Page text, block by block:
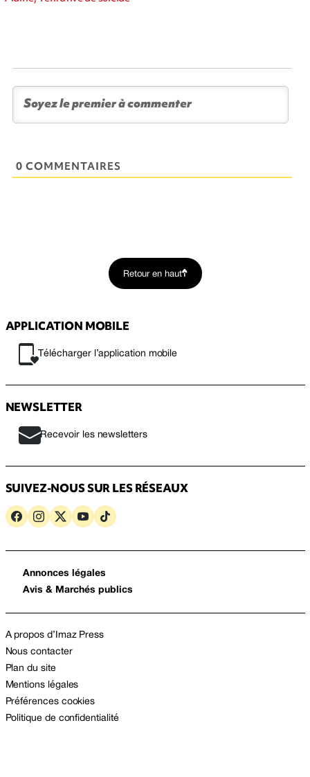
0 COMMENTAIRES
Retour en haut
APPLICATION MOBILE
Télécharger l’application mobile
NEWSLETTER
Recevoir les newsletters
SUIVEZ-NOUS SUR LES RÉSEAUX
Annonces légales
Avis & Marchés publics
A propos d’Imaz Press
Nous contacter
Plan du site
Mentions légales
Préférences cookies
Politique de confidentialité